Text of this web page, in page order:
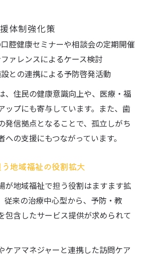
体制強化策
腔健康セミナーや相談会の定期開催
ァレンスによるケース検討
との連携による予防啓発活動
、住民の健康意識向上や、医療・福
ップにも寄与しています。また、歯
発信拠点となることで、孤立しがち
の支援にもつながっています。
地域福祉の役割拡大
が地域福祉で担う役割はますます拡
従来の治療中心型から、予防・教
包含したサービス提供が求められて
ケアマネジャーと連携した訪問ケア